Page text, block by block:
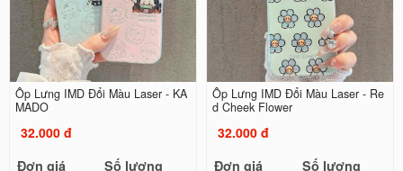
Ốp Lưng IMD Đổi Màu Laser - KA
MADO
32.000 đ
Đơn giá
Số lượng
Ốp Lưng IMD Đổi Màu Laser - Re
d Cheek Flower
32.000 đ
Đơn giá
Số lượng